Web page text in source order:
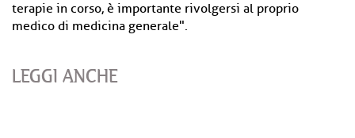
terapie in corso, è importante rivolgersi al proprio
medico di medicina generale".
LEGGI ANCHE